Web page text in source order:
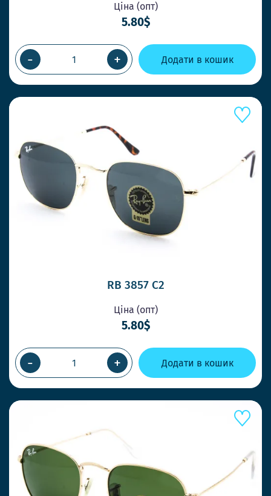
Ціна (опт)
5.80$
- + Додати в кошик
RB 3857 C2
Ціна (опт)
5.80$
- + Додати в кошик